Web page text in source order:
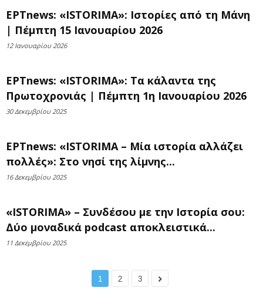
ΕΡΤnews: «ISTORIMA»: Ιστορίες από τη Μάνη
| Πέμπτη 15 Ιανουαρίου 2026
12 Ιανουαρίου 2026
ΕΡΤnews: «ISTORIMA»: Τα κάλαντα της
Πρωτοχρονιάς | Πέμπτη 1η Ιανουαρίου 2026
30 Δεκεμβρίου 2025
ΕΡΤnews: «ISTORIMA – Μία ιστορία αλλάζει
πολλές»: Στο νησί της λίμνης...
16 Δεκεμβρίου 2025
«ISTORIMA» – Συνδέσου με την Ιστορία σου:
Δύο μοναδικά podcast αποκλειστικά...
11 Δεκεμβρίου 2025
1 2 3